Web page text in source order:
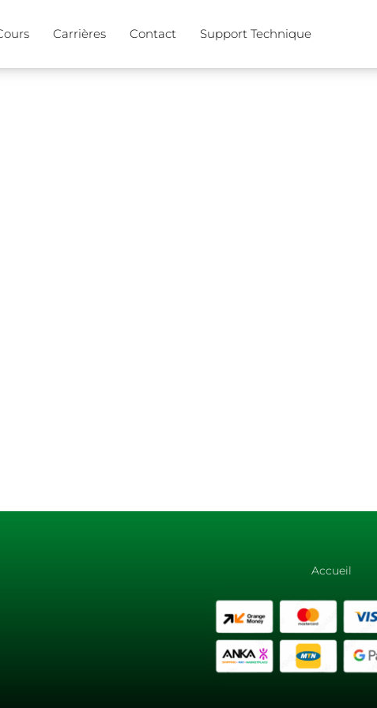
Carrières Contact Support Technique
Accueil